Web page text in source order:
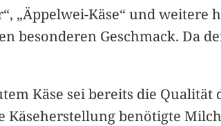
„Äppelwei-Käse“ und
besonderen Geschmack. Da
Käse sei bereits die Qualität
benötigte